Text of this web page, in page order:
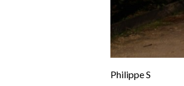
Philippe S